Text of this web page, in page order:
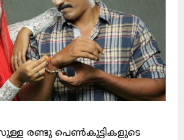
രണ്ടു പെൺകുട്ടികളുടെ